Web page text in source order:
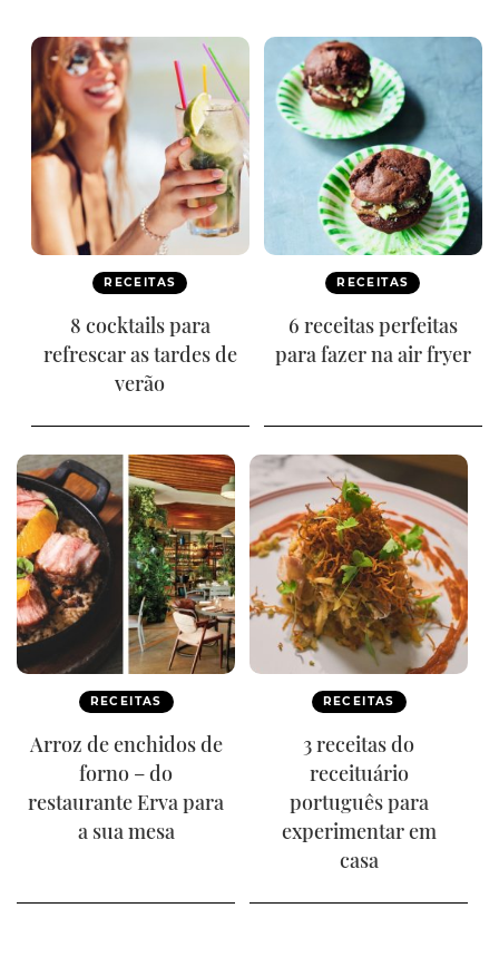
RECEITAS
8 cocktails para
refrescar as tardes de
verão
RECEITAS
6 receitas perfeitas
para fazer na air fryer
RECEITAS
Arroz de enchidos de
forno – do
restaurante Erva para
a sua mesa
RECEITAS
3 receitas do
receituário
português para
experimentar em
casa